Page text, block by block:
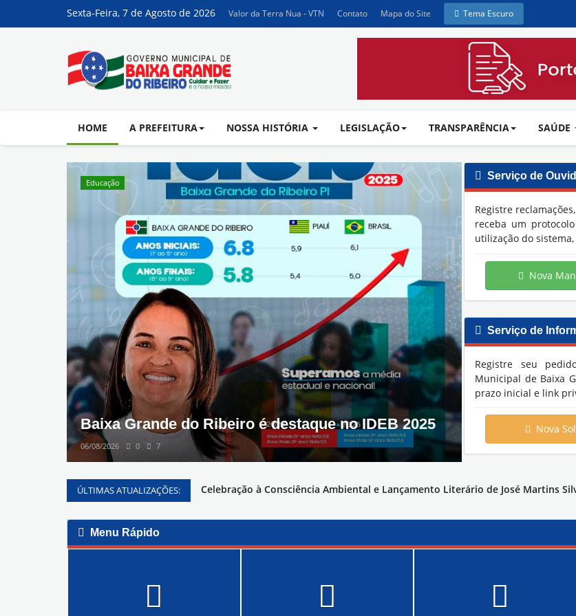
Sexta-Feira, 7 de Agosto de 2026 Valor da Terra Nua - VTN Contato Mapa do Site Tema Escuro
HOME A PREFEITURA NOSSA HISTÓRIA LEGISLAÇÃO TRANSPARÊNCIA SAÚDE
Educação
Baixa Grande do Ribeiro é destaque no IDEB 2025
06/08/2026 0 7
Assistência Social
Acesso à
05/08/2026 0 7
Serviço de
Registre
receba um
utilização do
Nova
Serviço de
Registre seu
Municipal de Baixa
prazo inicial e link
Nova
ÚLTIMAS ATUALIZAÇÕES:
Celebração à Consciência Ambiental e Lançamento Literário de José Martins
pregão eletrônico nº056/2024
Menu Rápido